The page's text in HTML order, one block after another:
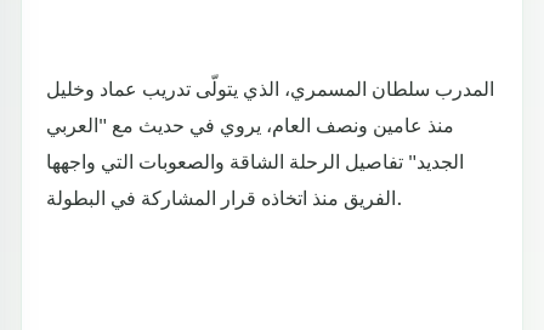
المدرب سلطان المسمري، الذي يتولّى تدريب عماد وخليل
منذ عامين ونصف العام، يروي في حديث مع "العربي
الجديد" تفاصيل الرحلة الشاقة والصعوبات التي واجهها
الفريق منذ اتخاذه قرار المشاركة في البطولة.